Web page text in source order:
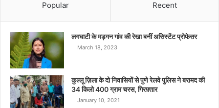
Popular Recent
लगघाटी के मड़गन गांव की रेखा बनीं असिस्टेंट प्रोफेसर
March 18, 2023
कुल्लू ज़िला के दो निवासियों से पुणे रेलवे पुलिस ने बरामद की
34 किलो 400 ग्राम चरस, गिरफ़्तार
January 10, 2021